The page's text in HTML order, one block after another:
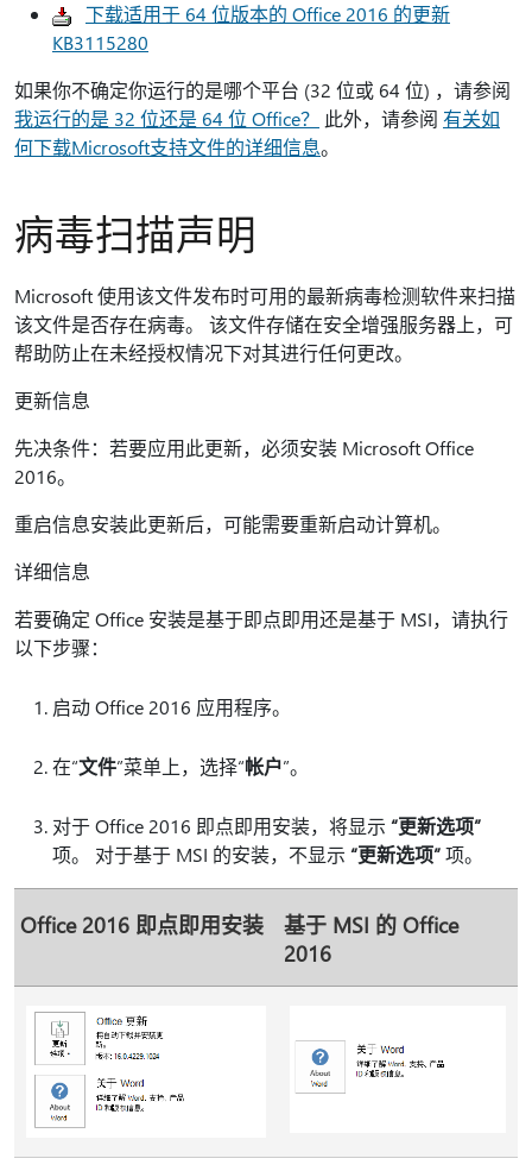
下载适用于 64 位版本的 Office 2016 的更新
KB3115280
如果你不确定你运行的是哪个平台 (32 位或 64 位) ，请参阅
我运行的是 32 位还是 64 位 Office？
此外，请参阅 有关如
何下载Microsoft支持文件的详细信息。
病毒扫描声明
Microsoft 使用该文件发布时可用的最新病毒检测软件来扫描
该文件是否存在病毒。 该文件存储在安全增强服务器上，可
帮助防止在未经授权情况下对其进行任何更改。
更新信息
先决条件：若要应用此更新，必须安装 Microsoft Office
2016。
重启信息安装此更新后，可能需要重新启动计算机。
详细信息
若要确定 Office 安装是基于即点即用还是基于 MSI，请执行
以下步骤：
启动 Office 2016 应用程序。
在“文件”菜单上，选择“帐户”。
对于 Office 2016 即点即用安装，将显示 “更新选项”
项。 对于基于 MSI 的安装，不显示 “更新选项”项。
Office 2016 即点即用安装
基于 MSI 的 Office
2016